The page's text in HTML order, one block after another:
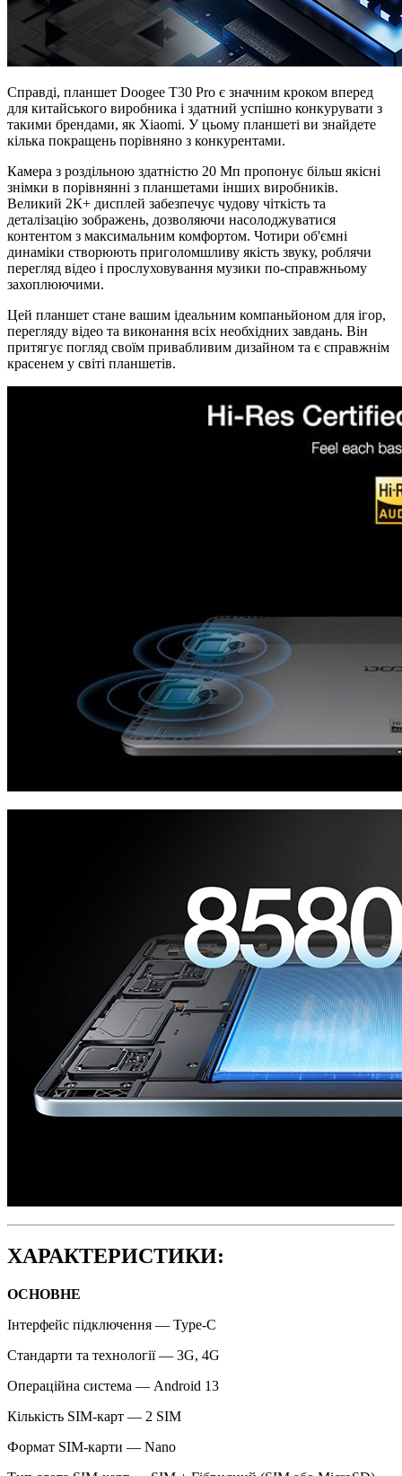
Справді, планшет Doogee T30 Pro є значним кроком вперед
для китайського виробника і здатний успішно конкурувати з
такими брендами, як Xiaomi. У цьому планшеті ви знайдете
кілька покращень порівняно з конкурентами.
Камера з роздільною здатністю 20 Мп пропонує більш якісні
знімки в порівнянні з планшетами інших виробників.
Великий 2К+ дисплей забезпечує чудову чіткість та
деталізацію зображень, дозволяючи насолоджуватися
контентом з максимальним комфортом. Чотири об'ємні
динаміки створюють приголомшливу якість звуку, роблячи
перегляд відео і прослуховування музики по-справжньому
захоплюючими.
Цей планшет стане вашим ідеальним компаньйоном для ігор,
перегляду відео та виконання всіх необхідних завдань. Він
притягує погляд своїм привабливим дизайном та є справжнім
красенем у світі планшетів.
ХАРАКТЕРИСТИКИ:
ОСНОВНЕ
Інтерфейс підключення — Type-C
Стандарти та технології — 3G, 4G
Операційна система — Android 13
Кількість SIM-карт — 2 SIM
Формат SIM-карти — Nano